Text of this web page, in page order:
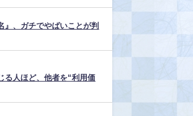
』、ガチでやばいことが判
る人ほど、他者を“利用価